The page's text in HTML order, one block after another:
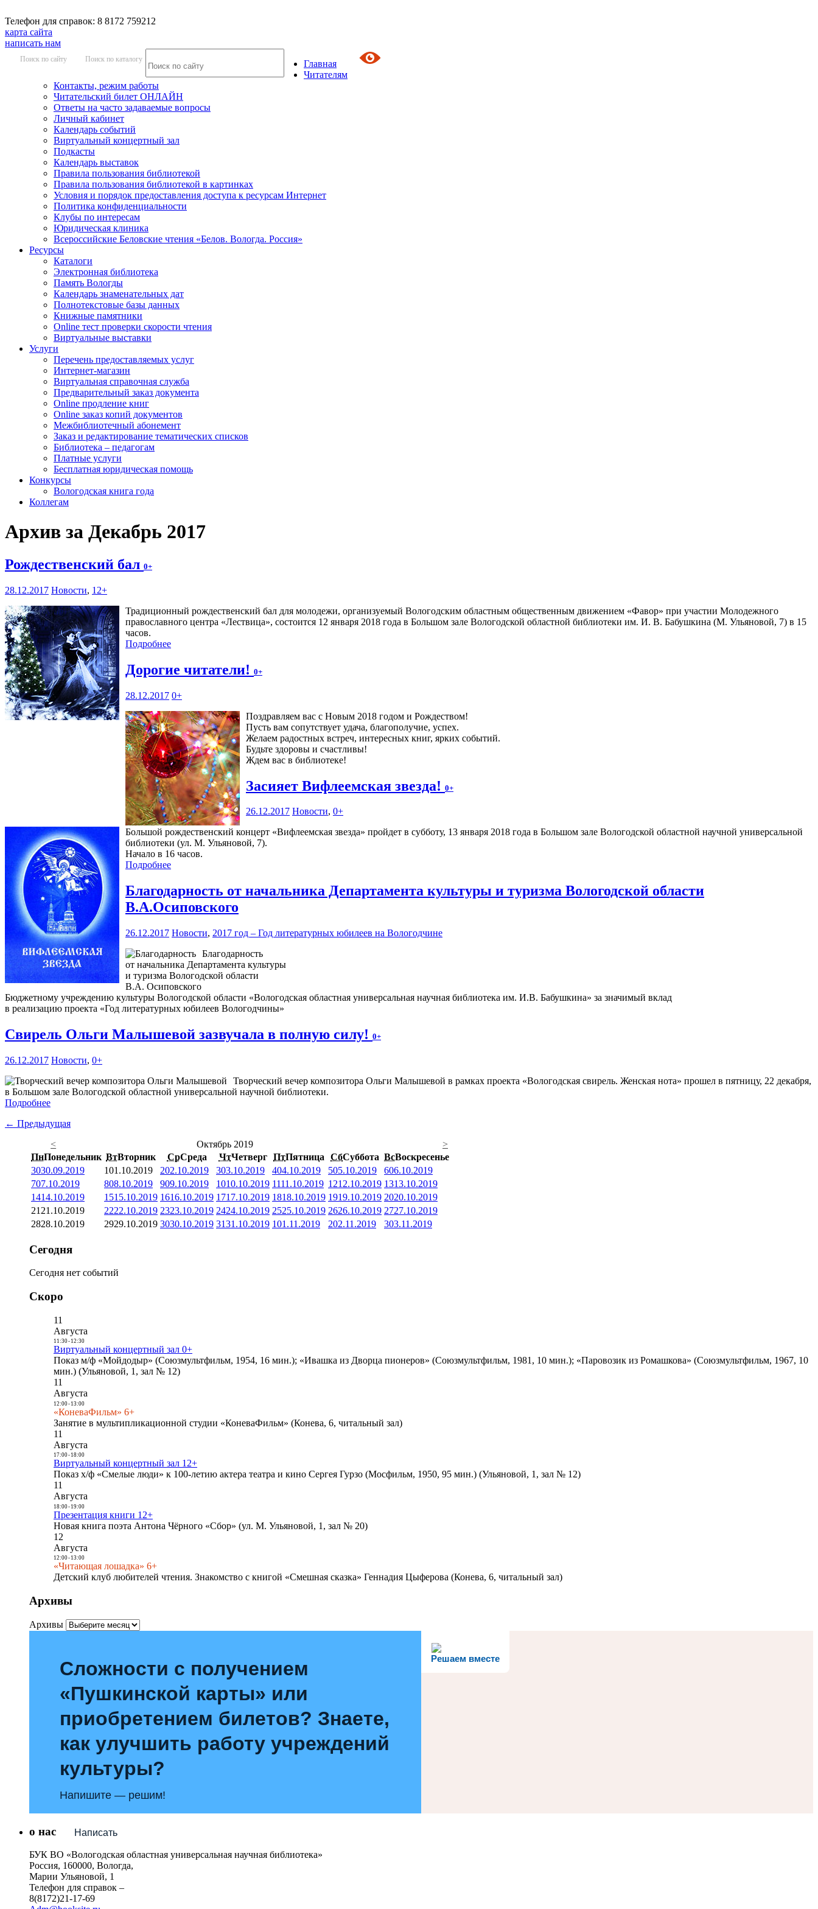
Телефон для справок: 8 8172 759212
карта сайта
написать нам
Поиск по сайту Поиск по каталогу
Главная
Читателям
Контакты, режим работы
Читательский билет ОНЛАЙН
Ответы на часто задаваемые вопросы
Личный кабинет
Календарь событий
Виртуальный концертный зал
Подкасты
Календарь выставок
Правила пользования библиотекой
Правила пользования библиотекой в картинках
Условия и порядок предоставления доступа к ресурсам Интернет
Политика конфиденциальности
Клубы по интересам
Юридическая клиника
Всероссийские Беловские чтения «Белов. Вологда. Россия»
Ресурсы
Каталоги
Электронная библиотека
Память Вологды
Календарь знаменательных дат
Полнотекстовые базы данных
Книжные памятники
Online тест проверки скорости чтения
Виртуальные выставки
Услуги
Перечень предоставляемых услуг
Интернет-магазин
Виртуальная справочная служба
Предварительный заказ документа
Online продление книг
Online заказ копий документов
Межбиблиотечный абонемент
Заказ и редактирование тематических списков
Библиотека – педагогам
Платные услуги
Бесплатная юридическая помощь
Конкурсы
Вологодская книга года
Коллегам
Архив за Декабрь 2017
Рождественский бал 0+
28.12.2017 Новости, 12+
Традиционный рождественский бал для молодежи, организуемый Вологодским областным общественным движением «Фавор» при участии Молодежного
православного центра «Лествица», состоится 12 января 2018 года в Большом зале Вологодской областной библиотеки им. И. В. Бабушкина (М. Ульяновой, 7) в 15
часов.
Подробнее
Дорогие читатели! 0+
28.12.2017 0+
Поздравляем вас с Новым 2018 годом и Рождеством!
Пусть вам сопутствует удача, благополучие, успех.
Желаем радостных встреч, интересных книг, ярких событий.
Будьте здоровы и счастливы!
Ждем вас в библиотеке!
Засияет Вифлеемская звезда! 0+
26.12.2017 Новости, 0+
Большой рождественский концерт «Вифлеемская звезда» пройдет в субботу, 13 января 2018 года в Большом зале Вологодской областной научной универсальной
библиотеки (ул. М. Ульяновой, 7).
Начало в 16 часов.
Подробнее
Благодарность от начальника Департамента культуры и туризма Вологодской области
В.А.Осиповского
26.12.2017 Новости, 2017 год – Год литературных юбилеев на Вологодчине
Благодарность
от начальника Департамента культуры
и туризма Вологодской области
В.А. Осиповского
Бюджетному учреждению культуры Вологодской области «Вологодская областная универсальная научная библиотека им. И.В. Бабушкина» за значимый вклад
в реализацию проекта «Год литературных юбилеев Вологодчины»
Свирель Ольги Малышевой зазвучала в полную силу! 0+
26.12.2017 Новости, 0+
Творческий вечер композитора Ольги Малышевой в рамках проекта «Вологодская свирель. Женская нота» прошел в пятницу, 22 декабря,
в Большом зале Вологодской областной универсальной научной библиотеки.
Подробнее
← Предыдущая
<
Октябрь 2019
>
ПнПонедельник ВтВторник СрСреда ЧтЧетверг ПтПятница СбСуббота ВсВоскресенье
3030.09.2019 101.10.2019 202.10.2019 303.10.2019 404.10.2019 505.10.2019 606.10.2019
707.10.2019 808.10.2019 909.10.2019 1010.10.2019 1111.10.2019 1212.10.2019 1313.10.2019
1414.10.2019 1515.10.2019 1616.10.2019 1717.10.2019 1818.10.2019 1919.10.2019 2020.10.2019
21 21.10.2019 2222.10.2019 2323.10.2019 2424.10.2019 2525.10.2019 2626.10.2019 2727.10.2019
2828.10.2019 2929.10.2019 3030.10.2019 3131.10.2019 101.11.2019 202.11.2019 303.11.2019
Сегодня
Сегодня нет событий
Скоро
11
Августа
11:30- 12:30
Виртуальный концертный зал 0+
Показ м/ф «Мойдодыр» (Союзмультфильм, 1954, 16 мин.); «Ивашка из Дворца пионеров» (Союзмультфильм, 1981, 10 мин.); «Паровозик из Ромашкова» (Союзмультфильм, 1967, 10
мин.) (Ульяновой, 1, зал № 12)
11
Августа
12:00- 13:00
«КоневаФильм» 6+
Занятие в мультипликационной студии «КоневаФильм» (Конева, 6, читальный зал)
11
Августа
17:00- 18:00
Виртуальный концертный зал 12+
Показ х/ф «Смелые люди» к 100-летию актера театра и кино Сергея Гурзо (Мосфильм, 1950, 95 мин.) (Ульяновой, 1, зал № 12)
11
Августа
18:00- 19:00
Презентация книги 12+
Новая книга поэта Антона Чёрного «Сбор» (ул. М. Ульяновой, 1, зал № 20)
12
Августа
12:00- 13:00
«Читающая лошадка» 6+
Детский клуб любителей чтения. Знакомство с книгой «Смешная сказка» Геннадия Цыферова (Конева, 6, читальный зал)
Архивы
Архивы
Решаем вместе
Сложности с получением
«Пушкинской карты» или
приобретением билетов? Знаете,
как улучшить работу учреждений
культуры?
Напишите — решим!
Написать
о нас
БУК ВО «Вологодская областная универсальная научная библиотека»
Россия, 160000, Вологда,
Марии Ульяновой, 1
Телефон для справок –
8(8172)21-17-69